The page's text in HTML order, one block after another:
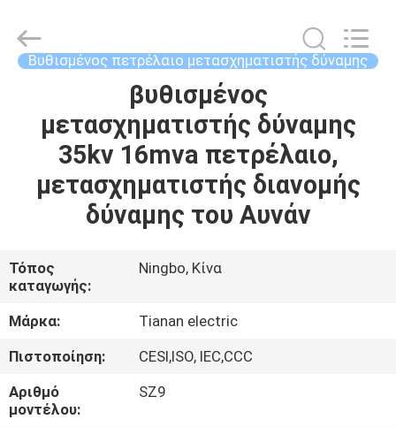
ΠΡΟΪΌΝΤΑ
ΕΜΦΆΝΙΣΗ
ΠΕΡΊΠΟΥ
ΕΜΕΊΣ
ΓΎΡΟΣ
ΕΡΓΟΣΤΑΣΊΩΝ
(Group)
Co.,Ltd..
Rights Βυθισμένος πετρέλαιο μετασχηματιστής δύναμης
βυθισμένος
μετασχηματιστής δύναμης
35kv 16mva πετρέλαιο,
μετασχηματιστής διανομής
δύναμης του Αυνάν
Τόπος
καταγωγής:
Ningbo, Κίνα
Μάρκα:
Tianan electric
Πιστοποίηση:
CESI,ISO, IEC,CCC
Αριθμό
μοντέλου:
SZ9